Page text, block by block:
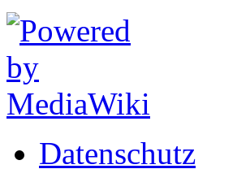
Datenschutz